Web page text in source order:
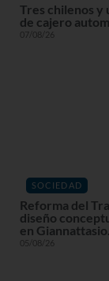
Tres chilenos y
de cajero
07/08/26
SOCIEDAD
Reforma del
diseño
en
05/08/26